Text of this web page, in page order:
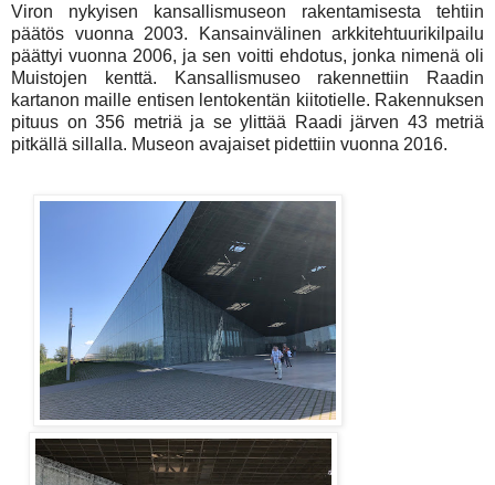
Viron nykyisen kansallismuseon rakentamisesta tehtiin
päätös vuonna 2003. Kansainvälinen arkkitehtuurikilpailu
päättyi vuonna 2006, ja sen voitti ehdotus, jonka nimenä oli
Muistojen kenttä. Kansallismuseo rakennettiin Raadin
kartanon maille entisen lentokentän kiitotielle. Rakennuksen
pituus on 356 metriä ja se ylittää Raadi järven 43 metriä
pitkällä sillalla. Museon avajaiset pidettiin vuonna 2016.